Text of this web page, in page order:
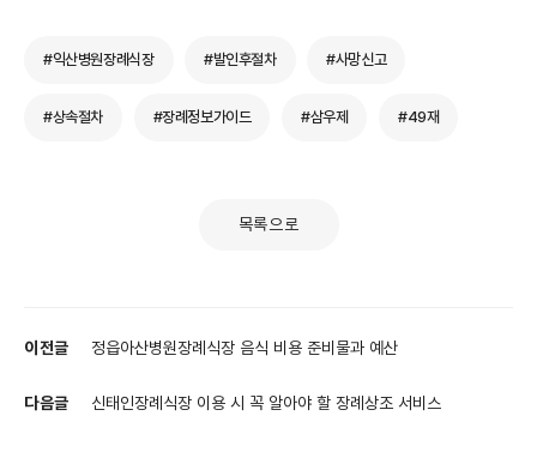
#익산병원장례식장 #발인후절차 #사망신고
#상속절차 #장례정보가이드 #삼우제 #49재
목록으로
이전글 정읍아산병원장례식장 음식 비용 준비물과 예산
다음글 신태인장례식장 이용 시 꼭 알아야 할 장례상조 서비스